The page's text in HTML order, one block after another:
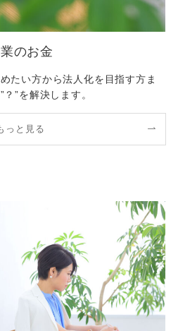
のお金
たい方から法人化を目指す方ま
”を解決します。
っと見る